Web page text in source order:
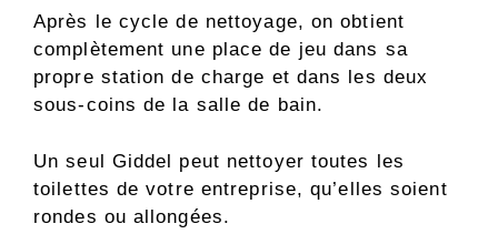
Après le cycle de nettoyage, on obtient
complètement une place de jeu dans sa
propre station de charge et dans les deux
sous-coins de la salle de bain.
Un seul Giddel peut nettoyer toutes les
toilettes de votre entreprise, qu’elles soient
rondes ou allongées.